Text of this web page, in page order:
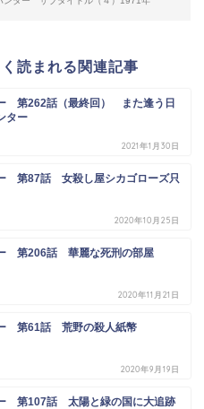
読まれる関連記事
第262話（最終回） また逢う日
ター
2021年1月30日
第87話 女殺し屋シカゴローズ只
2020年10月25日
第206話 華麗な死刑の部屋
2020年11月21日
第61話 荒野の殺人紙幣
2020年9月19日
第107話 太陽と緑の国に大追跡